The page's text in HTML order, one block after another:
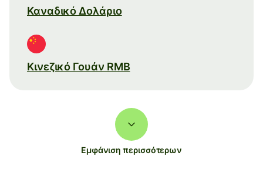
Καναδικό Δολάριο
Κινεζικό Γουάν RMB
Εμφάνιση περισσότερων